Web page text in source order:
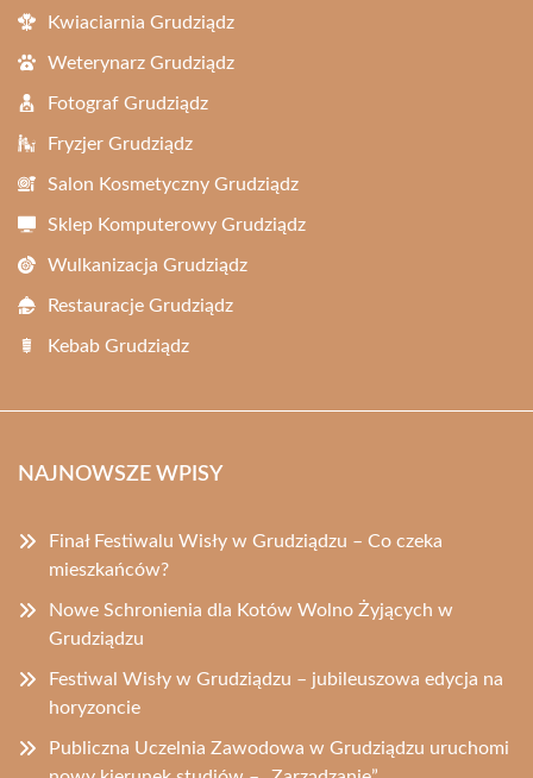
Kwiaciarnia Grudziądz
Weterynarz Grudziądz
Fotograf Grudziądz
Fryzjer Grudziądz
Salon Kosmetyczny Grudziądz
Sklep Komputerowy Grudziądz
Wulkanizacja Grudziądz
Restauracje Grudziądz
Kebab Grudziądz
NAJNOWSZE WPISY
Finał Festiwalu Wisły w Grudziądzu – Co czeka
mieszkańców?
Nowe Schronienia dla Kotów Wolno Żyjących w
Grudziądzu
Festiwal Wisły w Grudziądzu – jubileuszowa edycja na
horyzoncie
Publiczna Uczelnia Zawodowa w Grudziądzu uruchomi